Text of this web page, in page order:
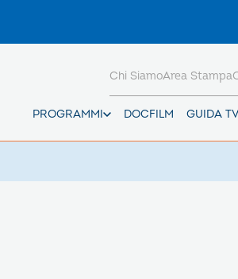
PROGRAMMI DOCFILM GUIDA TV
Chi SiamoArea Stampa